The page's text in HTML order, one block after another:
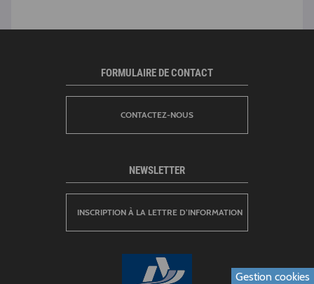
FORMULAIRE DE CONTACT
CONTACTEZ-NOUS
NEWSLETTER
INSCRIPTION À LA LETTRE D’INFORMATION
Gestion cookies